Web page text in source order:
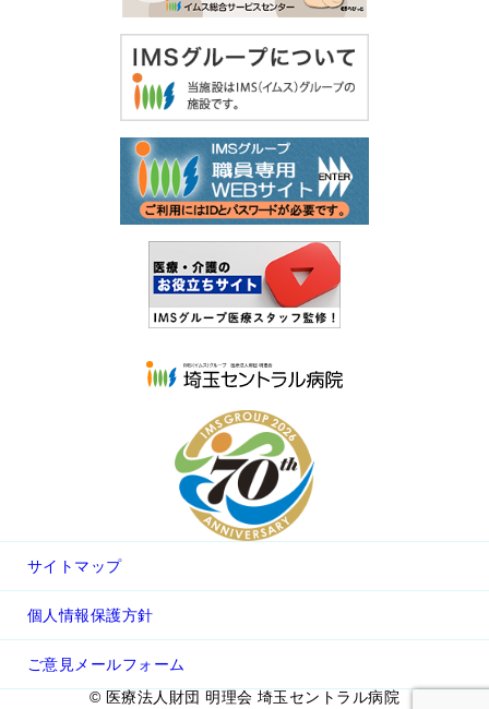
サイトマップ
個人情報保護方針
ご意見メールフォーム
© 医療法人財団 明理会 埼玉セントラル病院